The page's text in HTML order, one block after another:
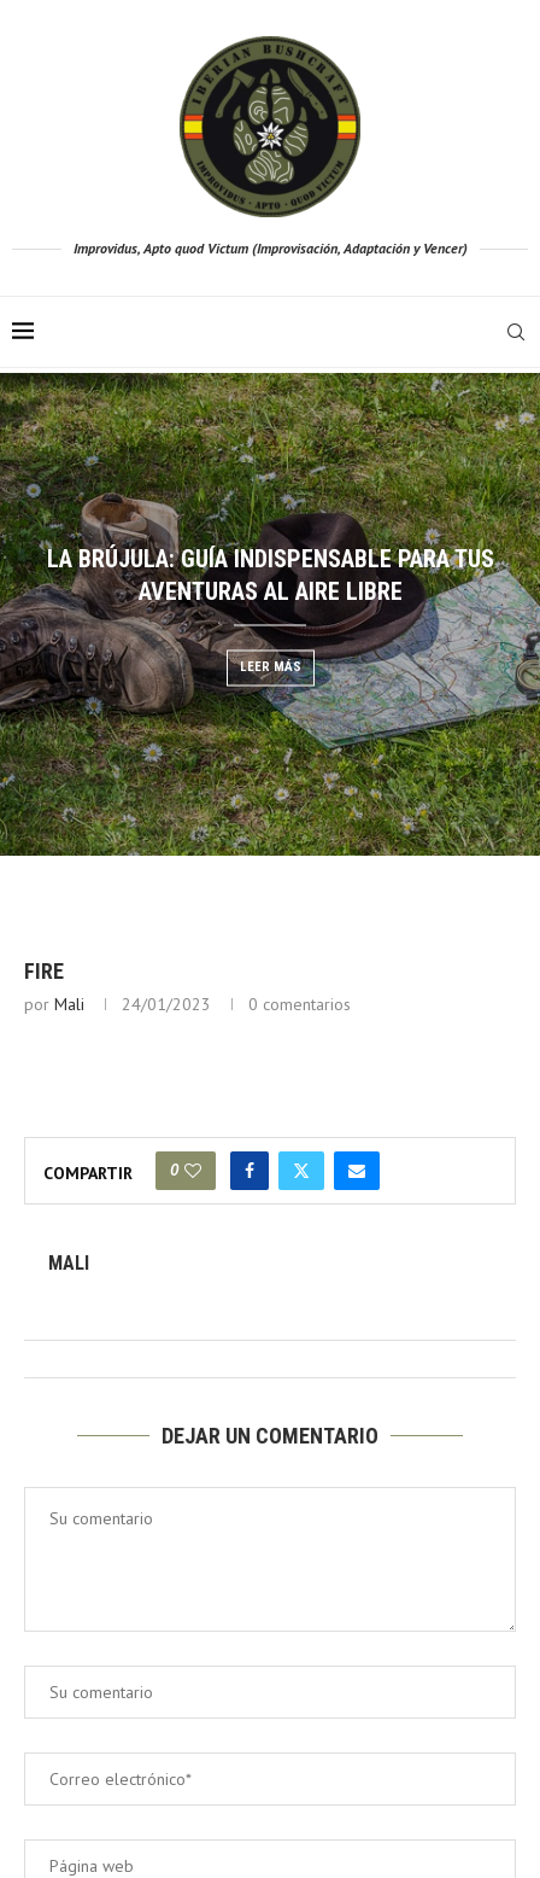
Improvidus, Apto quod Victum (Improvisación, Adaptación y Vencer)
GUÍA DE BUSHCRAFT
MÁS
LA BRÚJULA: GUÍA INDISPENSABLE PARA TUS
AVENTURAS AL AIRE LIBRE
LEER MÁS
DESCIFRANDO EL
NUBES PARA
FIRE
por Mali 24/01/2023 0 comentarios
COMPARTIR 0
MALI
DEJAR UN COMENTARIO